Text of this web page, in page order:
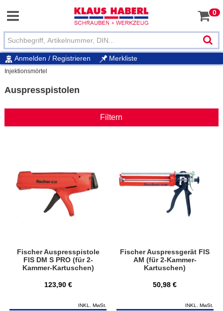
0
Anmelden / Registrieren Merkliste
Injektionsmörtel
Auspresspistolen
Filtern
Fischer Auspresspistole
FIS DM S PRO (für 2-
Kammer-Kartuschen)
123,90 €
INKL. MwSt.
Fischer Auspressgerät FIS
AM (für 2-Kammer-
Kartuschen)
50,98 €
INKL. MwSt.